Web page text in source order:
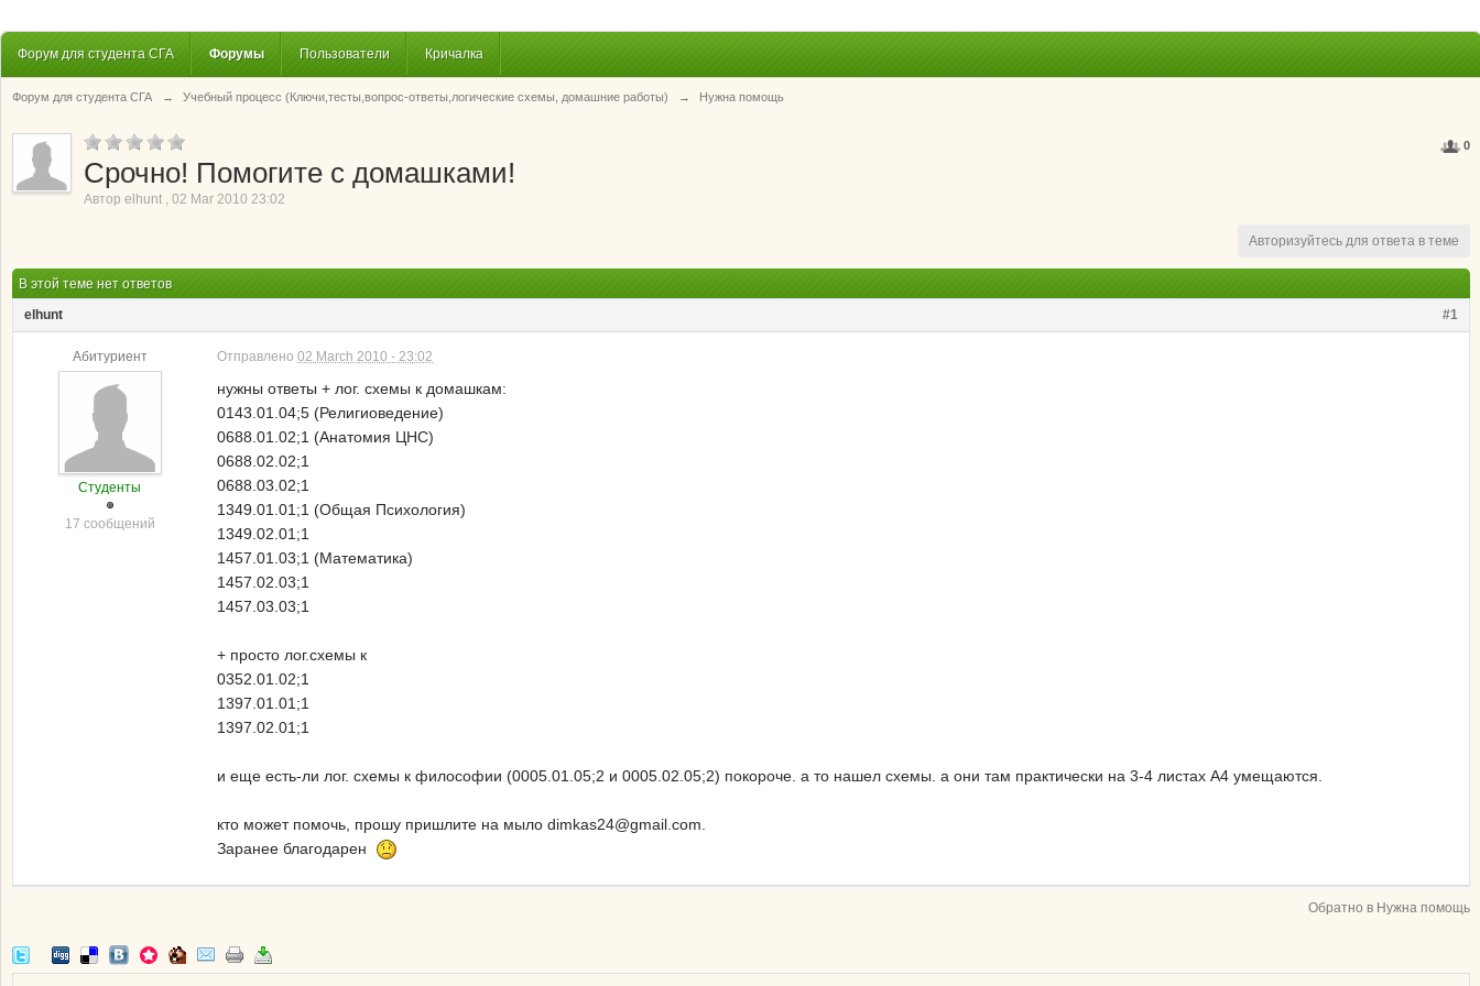
Форум для студента СГА Форумы Пользователи Кричалка
Форум для студента СГА → Учебный процесс (Ключи,тесты,вопрос-ответы,логические схемы, домашние работы) → Нужна помощь
0
Срочно! Помогите с домашками!
Автор elhunt , 02 Mar 2010 23:02
Авторизуйтесь для ответа в теме
В этой теме нет ответов
#1
elhunt
Абитуриент
Студенты
17 сообщений
Отправлено 02 March 2010 - 23:02
нужны ответы + лог. схемы к домашкам:
0143.01.04;5 (Религиоведение)
0688.01.02;1 (Анатомия ЦНС)
0688.02.02;1
0688.03.02;1
1349.01.01;1 (Общая Психология)
1349.02.01;1
1457.01.03;1 (Математика)
1457.02.03;1
1457.03.03;1
+ просто лог.схемы к
0352.01.02;1
1397.01.01;1
1397.02.01;1
и еще есть-ли лог. схемы к философии (0005.01.05;2 и 0005.02.05;2) покороче. а то нашел схемы. а они там практически на 3-4 листах А4 умещаются.
кто может помочь, прошу пришлите на мыло dimkas24@gmail.com.
Заранее благодарен
Обратно в Нужна помощь